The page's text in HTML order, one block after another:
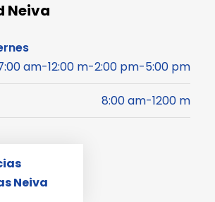
Neiva
am-12:00 m-2:00 pm-5:00 pm
8:00 am-1200 m
Neiva